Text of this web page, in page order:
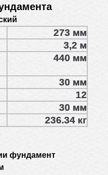
273 мм
3,2 м
440 мм
30 мм
12
30 мм
236.34 кг
фундамент